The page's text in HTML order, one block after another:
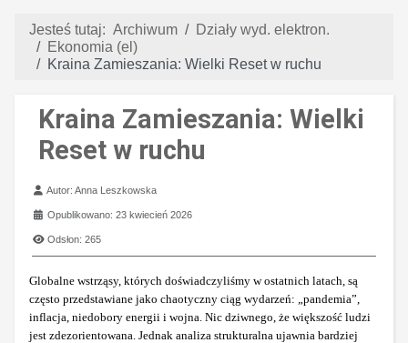
Jesteś tutaj: Archiwum
Działy wyd. elektron.
Ekonomia (el)
Kraina Zamieszania: Wielki Reset w ruchu
Kraina Zamieszania: Wielki
Reset w ruchu
Szczegóły
Autor:Anna Leszkowska
Opublikowano: 23 kwiecień 2026
Odsłon: 265
Globalne wstrząsy, których doświadczyliśmy w ostatnich latach, są
często przedstawiane jako chaotyczny ciąg wydarzeń: „pandemia”,
inflacja, niedobory energii i wojna. Nic dziwnego, że większość ludzi
jest zdezorientowana. Jednak analiza strukturalna ujawnia bardziej